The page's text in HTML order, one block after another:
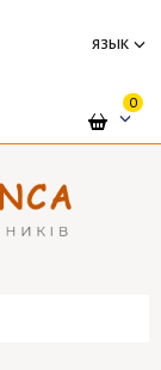
язык
0